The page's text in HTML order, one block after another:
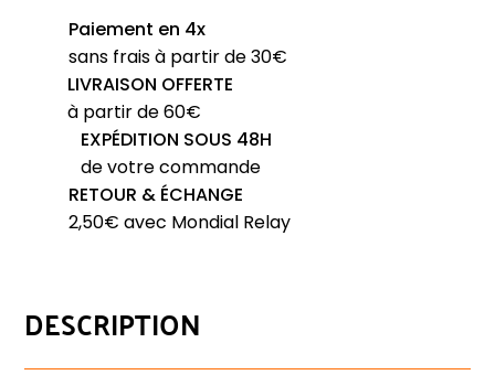
ETERNA
rayée
parme
coupe
COMFORT
Paiement en 4x
sans frais à partir de 30€
LIVRAISON OFFERTE
à partir de 60€
EXPÉDITION SOUS 48H
de votre commande
RETOUR & ÉCHANGE
2,50€ avec Mondial Relay
DESCRIPTION